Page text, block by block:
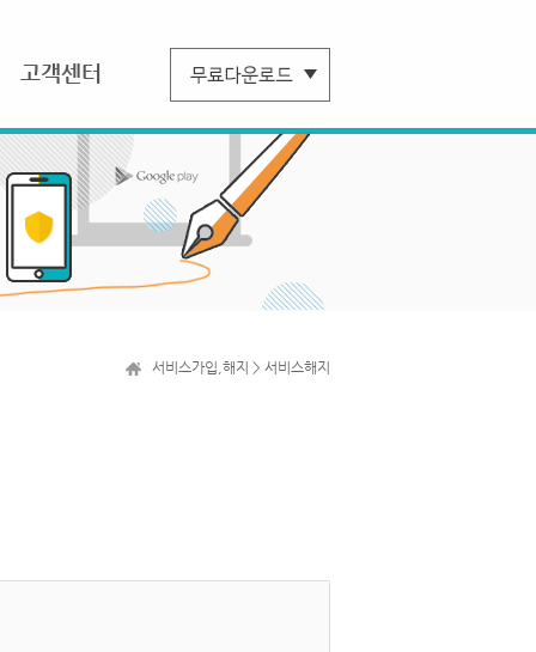
고객센터
서비스가입,해지 > 서비스해지